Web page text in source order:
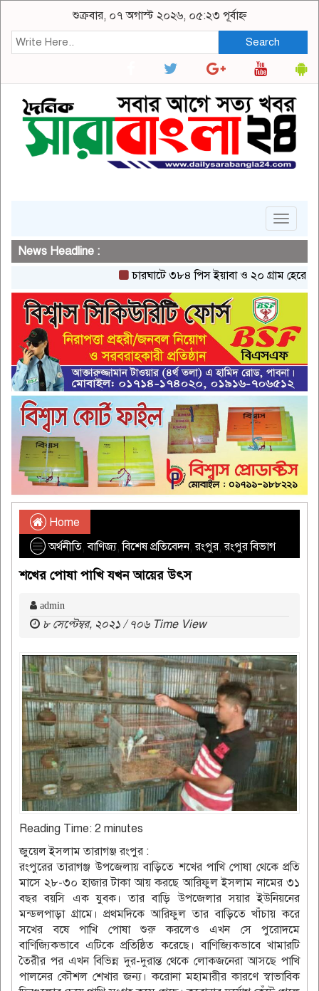
শুক্রবার, ০৭ অগাস্ট ২০২৬, ০৫:২৩ পূর্বাহ্ন
Search
Toggle
News Headline :
চারঘাটে ৩৮৪ পিস ইয়াবা ও ২০ গ্রাম হেরোইনসহ
Home
অর্থনীতি,বাণিজ্য,বিশেষ প্রতিবেদন,রংপুর,রংপুর বিভাগ
শখের পোষা পাখি যখন আয়ের উৎস
admin
৮ সেপ্টেম্বর, ২০২১ / ৭০৬ Time View
Reading Time: 2 minutes
জুয়েল ইসলাম তারাগঞ্জ রংপুর :
রংপুরের তারাগঞ্জ উপজেলায় বাড়িতে শখের পাখি পোষা থেকে প্রতি
মাসে ২৮-৩০ হাজার টাকা আয় করছে আরিফুল ইসলাম নামের ৩১
বছর বয়সি এক যুবক। তার বাড়ি উপজেলার সয়ার ইউনিয়নের
মন্ডলপাড়া গ্রামে। প্রথমদিকে আরিফুল তার বাড়িতে খাঁচায় করে
সখের বষে পাখি পোষা শুরু করলেও এখন সে পুরোদমে
বাণিজ্যিকভাবে এটিকে প্রতিষ্ঠিত করেছে। বাণিজ্যিকভাবে খামারটি
তৈরীর পর এখন বিভিন্ন দুর-দুরান্ত থেকে লোকজনেরা আসছে পাখি
পালনের কৌশল শেখার জন্য। করোনা মহামারীর কারণে স্বাভাবিক